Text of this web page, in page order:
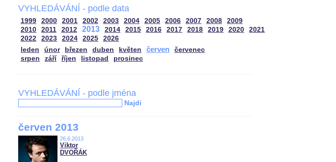
VYHLEDÁVÁNÍ - podle data
1999 2000 2001 2002 2003 2004 2005 2006 2007 2008
2009
2010
2011 2012 2013 2014 2015 2016 2017 2018 2019 2020
2021
2022
2023 2024 2025
2026
leden
únor březen duben květen červen
červenec
srpen
září říjen listopad prosinec
VYHLEDÁVÁNÍ - podle jména
Najdi
červen 2013
26.6.2013
Viktor
DVOŘÁK